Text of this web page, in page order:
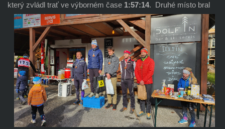
který zvládl trať ve výborném čase 1:57:14. Druhé místo bral